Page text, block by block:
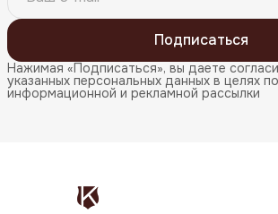
Подписаться
Нажимая «Подписаться», вы даете
указанных персональных данных в целях
информационной и рекламной рассылки